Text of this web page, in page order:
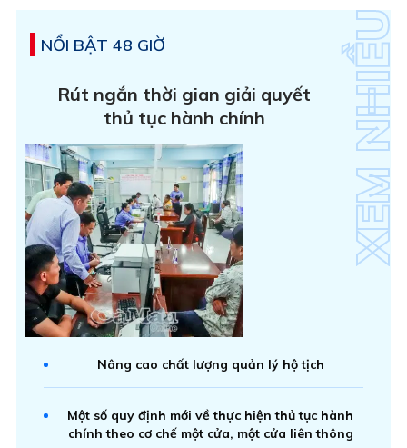
NỔI BẬT 48 GIỜ
Rút ngắn thời gian giải quyết
thủ tục hành chính
Nâng cao chất lượng quản lý hộ tịch
Một số quy định mới về thực hiện thủ tục hành
chính theo cơ chế một cửa, một cửa liên thông